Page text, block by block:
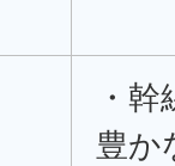
・
豊か